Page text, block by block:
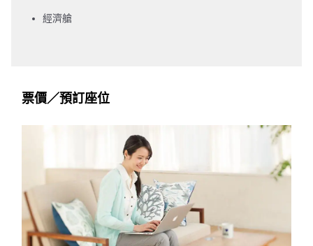
經濟艙
票價／預訂座位